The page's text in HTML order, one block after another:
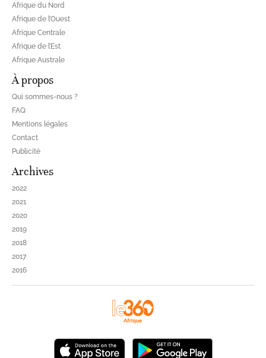
Afrique du Nord
Afrique de l’Ouest
Afrique Centrale
Afrique de l’Est
Afrique Australe
À propos
Qui sommes-nous ?
FAQ
Mentions légales
Contact
Publicité
Archives
2022
2021
2020
2019
2018
2017
2016